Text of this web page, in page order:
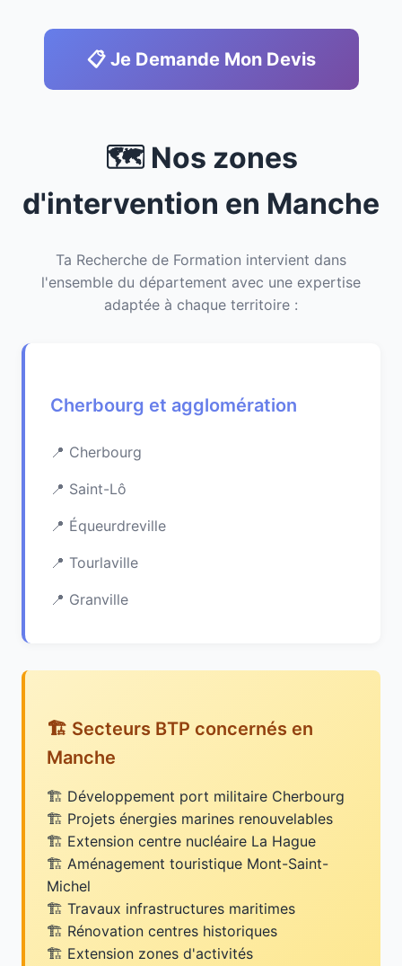
📋 Je Demande Mon Devis
🗺️ Nos zones
d'intervention en Manche
Ta Recherche de Formation intervient dans
l'ensemble du département avec une expertise
adaptée à chaque territoire :
Cherbourg et agglomération
Cherbourg
Saint-Lô
Équeurdreville
Tourlaville
Granville
🏗️ Secteurs BTP concernés en
Manche
Développement port militaire Cherbourg
Projets énergies marines renouvelables
Extension centre nucléaire La Hague
Aménagement touristique Mont-Saint-
Michel
Travaux infrastructures maritimes
Rénovation centres historiques
Extension zones d'activités